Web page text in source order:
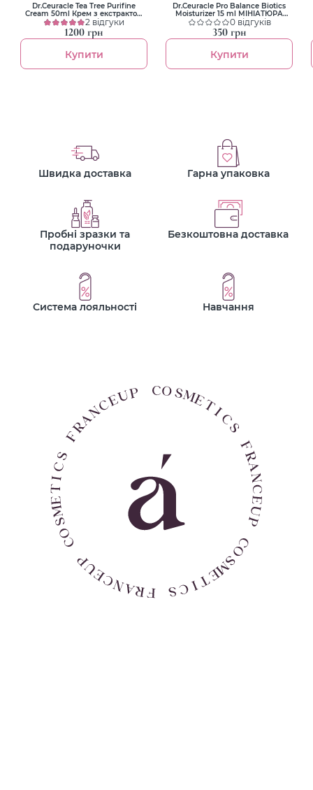
Dr.Ceuracle Tea Tree Purifine
Cream 50ml Крем з екстрактом
чайного дерева
2 відгуки
1200 грн
Купити
Dr.Ceuracle Pro Balance Biotics
Moisturizer 15 ml МІНІАТЮРА
Зволожуючий крем з
пробіотиками
0 відгуків
350 грн
Купити
Швидка доставка Гарна упаковка
Пробні зразки та
подаруночки
Безкоштовна доставка
Система лояльності Навчання